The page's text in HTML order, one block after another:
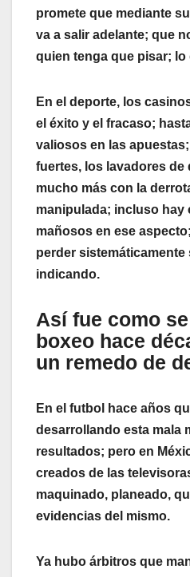
promete que mediante
va a salir adelante; que
quien tenga que pisar; lo
En el deporte, los
el éxito y el fracaso;
valiosos en las
fuertes, los lavadores de
mucho más con la
manipulada; incluso hay
mañosos en ese
perder sistemáticamente
indicando.
Así fue como
boxeo hace
un remedo de
En el futbol hace años
desarrollando esta mala
resultados; pero en
creados de las
maquinado, planeado,
evidencias del mismo.
Ya hubo árbitros que